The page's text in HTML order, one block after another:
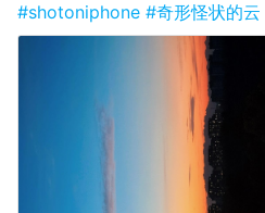
#shotoniphone #奇形怪状的云